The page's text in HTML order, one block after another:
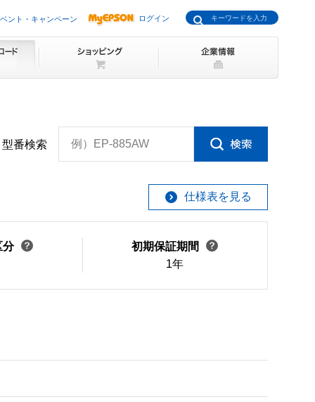
ント・キャンペーン ログイン
型番検索 例）EP-885AW
仕様表を見る
分
初期保証期間
1年